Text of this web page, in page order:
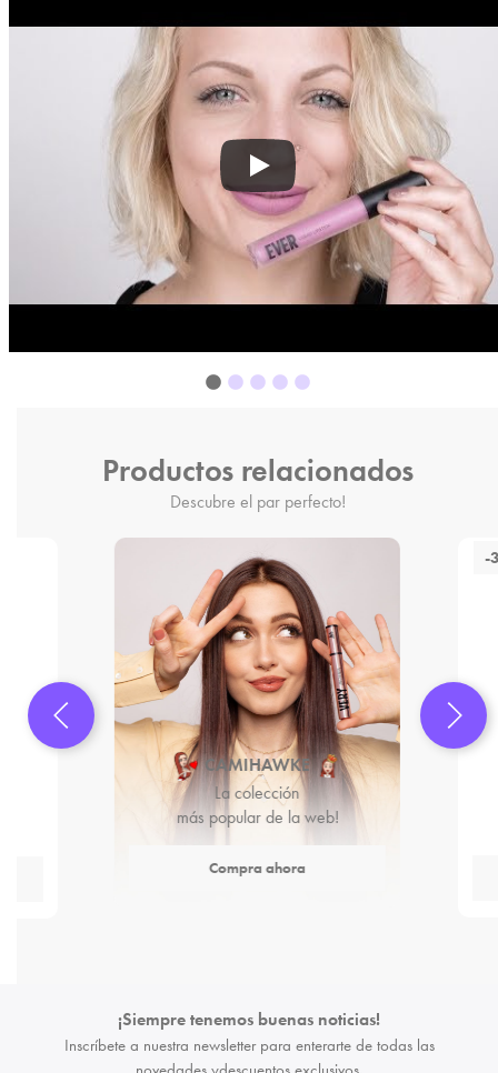
Productos relacionados
Descubre el par perfecto!
CAMIHAWKE
La colección
más popular de la web!
Compra ahora
-
¡Siempre tenemos buenas noticias!
Inscríbete a nuestra newsletter para enterarte de todas las